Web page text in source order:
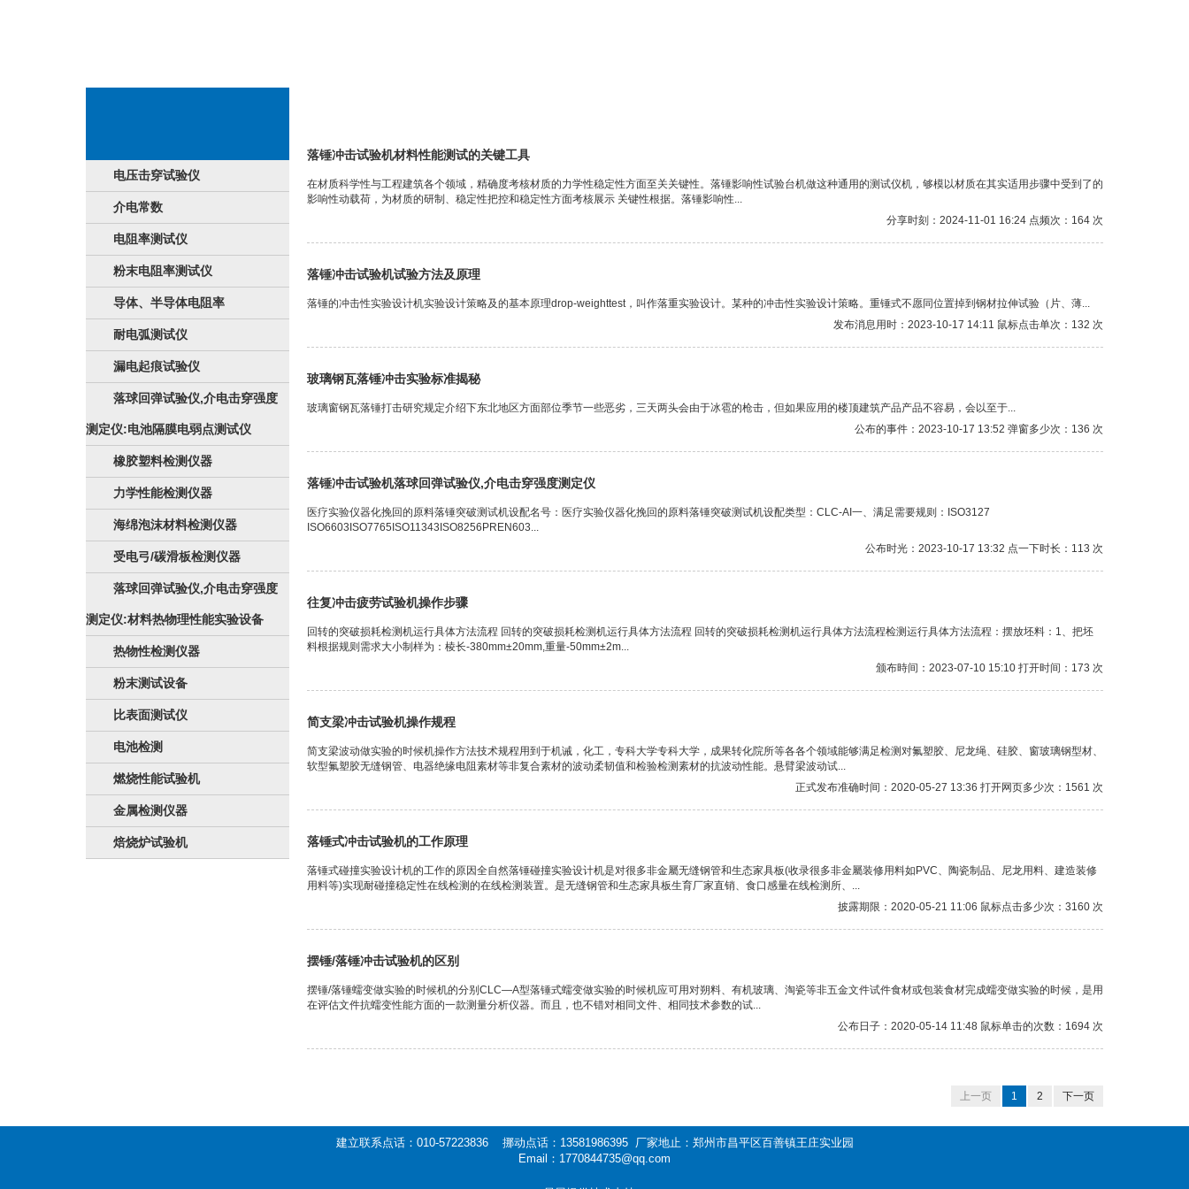
电压击穿试验仪
介电常数
电阻率测试仪
粉末电阻率测试仪
导体、半导体电阻率
耐电弧测试仪
漏电起痕试验仪
落球回弹试验仪,介电击穿强度
测定仪:电池隔膜电弱点测试仪
橡胶塑料检测仪器
力学性能检测仪器
海绵泡沫材料检测仪器
受电弓/碳滑板检测仪器
落球回弹试验仪,介电击穿强度
测定仪:材料热物理性能实验设备
热物性检测仪器
粉末测试设备
比表面测试仪
电池检测
燃烧性能试验机
金属检测仪器
焙烧炉试验机
落锤冲击试验机材料性能测试的关键工具
在材质科学性与工程建筑各个领域，精确度考核材质的力学性稳定性方面至关关键性。落锤影响性试验台机做这种通用的测试仪机，够模以材质在其实适用步骤中受到了的
影响性动载荷，为材质的研制、稳定性把控和稳定性方面考核展示 关键性根据。落锤影响性...
分享时刻：2024-11-01 16:24 点频次：164 次
落锤冲击试验机试验方法及原理
落锤的冲击性实验设计机实验设计策略及的基本原理drop-weighttest，叫作落重实验设计。某种的冲击性实验设计策略。重锤式不愿同位置掉到钢材拉伸试验（片、薄...
发布消息用时：2023-10-17 14:11 鼠标点击单次：132 次
玻璃钢瓦落锤冲击实验标准揭秘
玻璃窗钢瓦落锤打击研究规定介绍下东北地区方面部位季节一些恶劣，三天两头会由于冰雹的枪击，但如果应用的楼顶建筑产品产品不容易，会以至于...
公布的事件：2023-10-17 13:52 弹窗多少次：136 次
落锤冲击试验机落球回弹试验仪,介电击穿强度测定仪
医疗实验仪器化挽回的原料落锤突破测试机设配名号：医疗实验仪器化挽回的原料落锤突破测试机设配类型：CLC-AI一、满足需要规则：ISO3127
ISO6603ISO7765ISO11343ISO8256PREN603...
公布时光：2023-10-17 13:32 点一下时长：113 次
往复冲击疲劳试验机操作步骤
回转的突破损耗检测机运行具体方法流程 回转的突破损耗检测机运行具体方法流程 回转的突破损耗检测机运行具体方法流程检测运行具体方法流程：摆放坯料：1、把坯
料根据规则需求大小制样为：棱长-380mm±20mm,重量-50mm±2m...
颁布時间：2023-07-10 15:10 打开时间：173 次
简支梁冲击试验机操作规程
简支梁波动做实验的时候机操作方法技术规程用到于机诫，化工，专科大学专科大学，成果转化院所等各各个领域能够满足检测对氟塑胶、尼龙绳、硅胶、窗玻璃钢型材、
软型氟塑胶无缝钢管、电器绝缘电阻素材等非复合素材的波动柔韧值和检验检测素材的抗波动性能。悬臂梁波动试...
正式发布准确时间：2020-05-27 13:36 打开网页多少次：1561 次
落锤式冲击试验机的工作原理
落锤式碰撞实验设计机的工作的原因全自然落锤碰撞实验设计机是对很多非金屬无缝钢管和生态家具板(收录很多非金屬装修用料如PVC、陶瓷制品、尼龙用料、建造装修
用料等)实现耐碰撞稳定性在线检测的在线检测装置。是无缝钢管和生态家具板生育厂家直销、食口感量在线检测所、...
披露期限：2020-05-21 11:06 鼠标点击多少次：3160 次
摆锤/落锤冲击试验机的区别
摆锤/落锤蠕变做实验的时候机的分别CLC—A型落锤式蠕变做实验的时候机应可用对朔料、有机玻璃、淘瓷等非五金文件试件食材或包装食材完成蠕变做实验的时候，是用
在评估文件抗蠕变性能方面的一款测量分析仪器。而且，也不错对相同文件、相同技术参数的试...
公布日子：2020-05-14 11:48 鼠标单击的次数：1694 次
上一页 1 2 下一页
建立联系点话：010-57223836 挪动点话：13581986395 厂家地止：郑州市昌平区百善镇王庄实业园
Email：1770844735@qq.com